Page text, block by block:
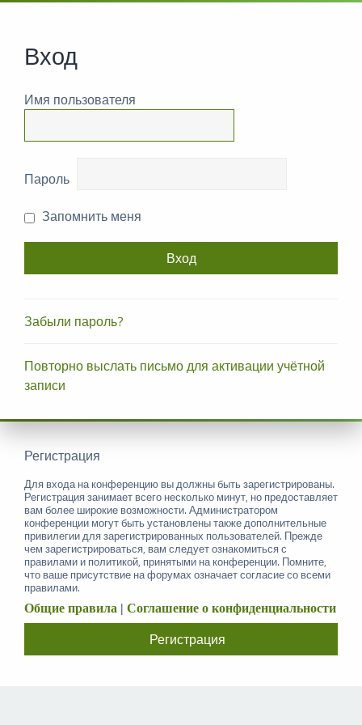
Вход
Имя пользователя
Пароль
Запомнить меня
Забыли пароль?
Повторно выслать письмо для активации учётной
записи
Регистрация
Для входа на конференцию вы должны быть зарегистрированы.
Регистрация занимает всего несколько минут, но предоставляет
вам более широкие возможности. Администратором
конференции могут быть установлены также дополнительные
привилегии для зарегистрированных пользователей. Прежде
чем зарегистрироваться, вам следует ознакомиться с
правилами и политикой, принятыми на конференции. Помните,
что ваше присутствие на форумах означает согласие со всеми
правилами.
Общие правила | Соглашение о конфиденциальности
Регистрация